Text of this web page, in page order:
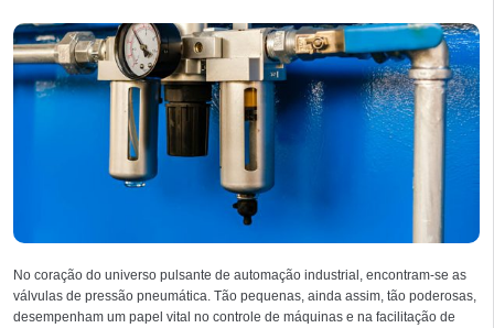
No coração do universo pulsante de automação industrial, encontram-se as
válvulas de pressão pneumática. Tão pequenas, ainda assim, tão poderosas,
desempenham um papel vital no controle de máquinas e na facilitação de